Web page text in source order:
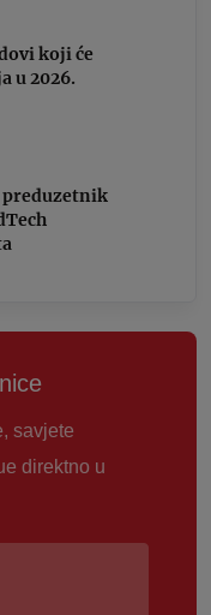
koji će
u 2026.
savjete
direktno u